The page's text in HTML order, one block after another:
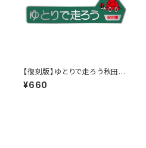
【復刻版】ゆとりで走ろう秋田県
（緑）：ステッカー（大）
¥660